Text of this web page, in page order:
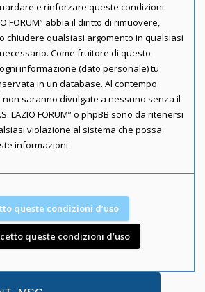
e rinforzare queste condizioni.
FORUM” abbia il diritto di rimuovere,
chiudere qualsiasi argomento in qualsiasi
Come fruitore di questo
informazione (dato personale) tu
in un database. Al contempo
saranno divulgate a nessuno senza il
LAZIO FORUM” o phpBB sono da ritenersi
violazione al sistema che possa
informazioni.